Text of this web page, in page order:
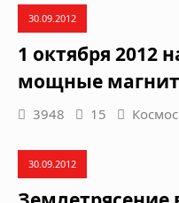
30.09.2012
1 октября 2012
мощные
3948 15 Космос
30.09.2012